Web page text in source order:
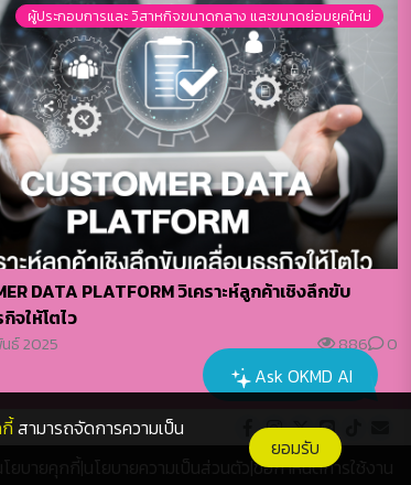
ผู้ประกอบการและ วิสาหกิจขนาดกลาง และขนาดย่อมยุคใหม่
DATA PLATFORM วิเคราะห์ลูกค้าเชิงลึกขับ
จให้โตไว
ธ์ 2025 886 0
สามารถจัดการความเป็น
ยอมรับ
|ข้อกำหนดการใช้งาน
Ask OKMD AI